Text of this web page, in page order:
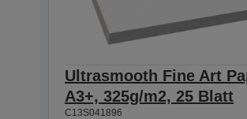
Ultrasmooth Fine Art
A3+, 325g/m2, 25 Blatt
C13S041896